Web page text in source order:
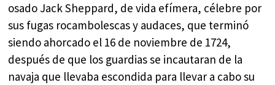
osado Jack Sheppard, de vida efímera, célebre por
sus fugas rocambolescas y audaces, que terminó
siendo ahorcado el 16 de noviembre de 1724,
después de que los guardias se incautaran de la
navaja que llevaba escondida para llevar a cabo su